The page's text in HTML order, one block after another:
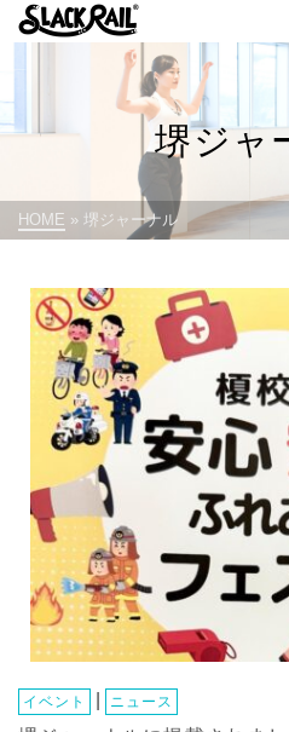
堺ジャ
HOME » 堺ジャーナル
イベント ニュース